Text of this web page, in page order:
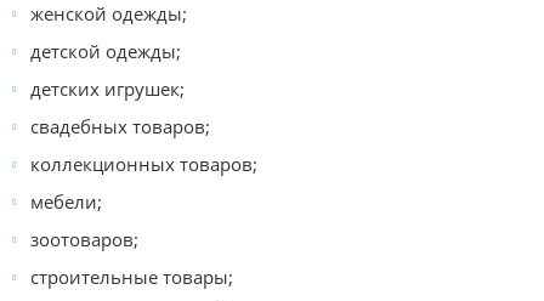
женской одежды;
детской одежды;
детских игрушек;
свадебных товаров;
коллекционных товаров;
мебели;
зоотоваров;
строительные товары;